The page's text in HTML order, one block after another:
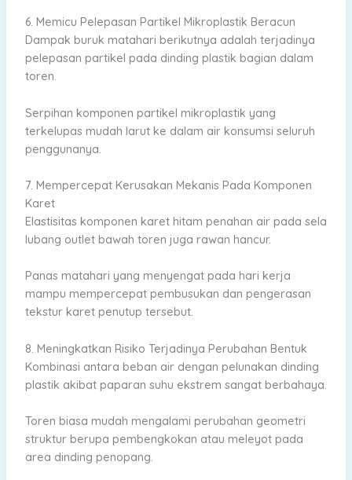
6. Memicu Pelepasan Partikel Mikroplastik Beracun
Dampak buruk matahari berikutnya adalah terjadinya
pelepasan partikel pada dinding plastik bagian dalam
toren.
Serpihan komponen partikel mikroplastik yang
terkelupas mudah larut ke dalam air konsumsi seluruh
penggunanya.
7. Mempercepat Kerusakan Mekanis Pada Komponen
Karet
Elastisitas komponen karet hitam penahan air pada sela
lubang outlet bawah toren juga rawan hancur.
Panas matahari yang menyengat pada hari kerja
mampu mempercepat pembusukan dan pengerasan
tekstur karet penutup tersebut.
8. Meningkatkan Risiko Terjadinya Perubahan Bentuk
Kombinasi antara beban air dengan pelunakan dinding
plastik akibat paparan suhu ekstrem sangat berbahaya.
Toren biasa mudah mengalami perubahan geometri
struktur berupa pembengkokan atau meleyot pada
area dinding penopang.